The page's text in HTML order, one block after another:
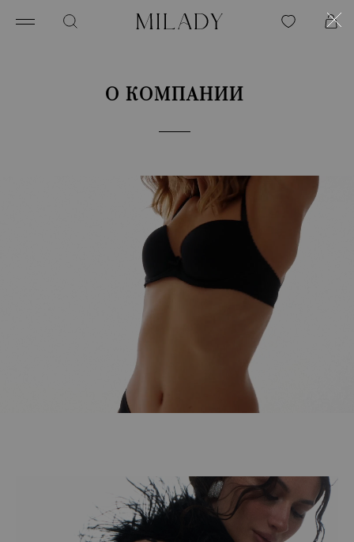
О КОМПАНИИ